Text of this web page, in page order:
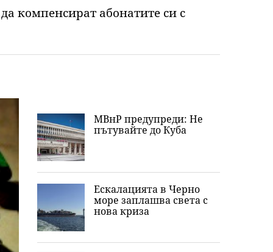
компенсират абонатите си с
МВнР предупреди: Не
пътувайте до Куба
Ескалацията в Черно
море заплашва света с
нова криза